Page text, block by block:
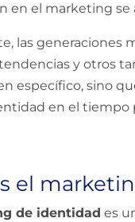
en el marketing se
las generaciones
y otros
específico, sino
en el tiempo
el
de identidad es